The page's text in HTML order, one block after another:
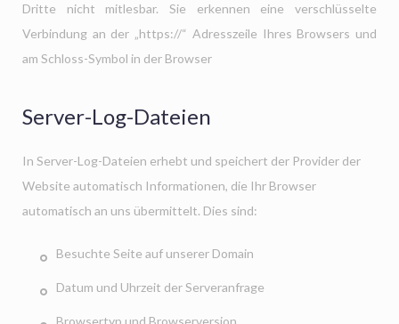
Dritte nicht mitlesbar. Sie erkennen eine verschlüsselte
Verbindung an der „https://“ Adresszeile Ihres Browsers und
am Schloss-Symbol in der Browser
Server-Log-Dateien
In Server-Log-Dateien erhebt und speichert der Provider der
Website automatisch Informationen, die Ihr Browser
automatisch an uns übermittelt. Dies sind:
Besuchte Seite auf unserer Domain
Datum und Uhrzeit der Serveranfrage
Browsertyp und Browserversion